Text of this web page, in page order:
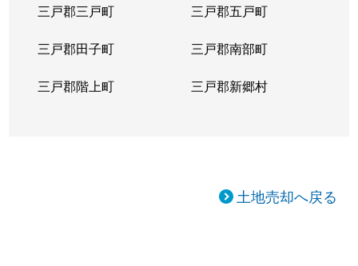
三戸郡三戸町 三戸郡五戸町
三戸郡田子町 三戸郡南部町
三戸郡階上町 三戸郡新郷村
土地売却へ戻る